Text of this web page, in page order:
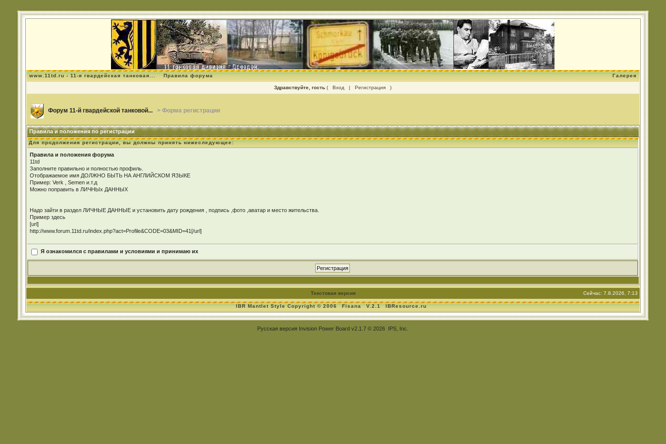
www.11td.ru - 11-я гвардейская танковая... Правила форума Галерея
Здравствуйте, гость ( Вход | Регистрация )
Форум 11-й гвардейской танковой... > Форма регистрации
Правила и положения по регистрации
Для продолжения регистрации, вы должны принять нижеследующее:
Правила и положения форума
11td
Заполните правильно и полностью профиль.
Отображаемое имя ДОЛЖНО БЫТЬ НА АНГЛИЙСКОМ ЯЗЫКЕ
Пример: Verk , Semen и.т.д
Можно поправить в ЛИЧНЫх ДАННЫХ
Надо зайти в раздел ЛИЧНЫЕ ДАННЫЕ и установить дату рождения , подпись ,фото ,аватар и место жительства.
Пример здесь
[url]
http://www.forum.11td.ru/index.php?act=Profile&CODE=03&MID=41[/url]
Я ознакомился с правилами и условиями и принимаю их
Текстовая версия Сейчас: 7.8.2026, 7:13
IBR Mantlet Style Copyright © 2006 Fisana V.2.1 IBResource.ru
Русская версия Invision Power Board v2.1.7 © 2026 IPS, Inc.